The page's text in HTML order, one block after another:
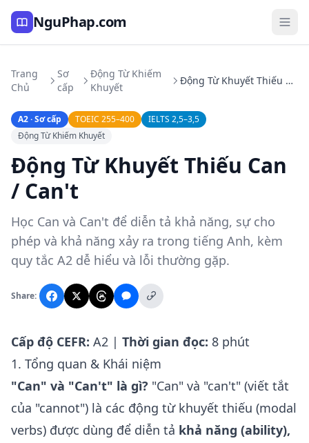
NguPhap.com
Trang
Chủ
Sơ
cấp
Động Từ Khiếm
Khuyết
Động Từ Khuyết Thiếu Can / Can't
A2 · Sơ cấp TOEIC 255–400
IELTS 2,5–3,5
Động Từ Khiếm Khuyết
Động Từ Khuyết Thiếu Can
/ Can't
Học Can và Can't để diễn tả khả năng, sự cho
phép và khả năng xảy ra trong tiếng Anh, kèm
quy tắc A2 dễ hiểu và lỗi thường gặp.
Share:
Cấp độ CEFR: A2 | Thời gian đọc: 8 phút
1. Tổng quan & Khái niệm
"Can" và "Can't" là gì? "Can" và "can't" (viết tắt
của "cannot") là các động từ khuyết thiếu (modal
verbs) được dùng để diễn tả khả năng (ability),